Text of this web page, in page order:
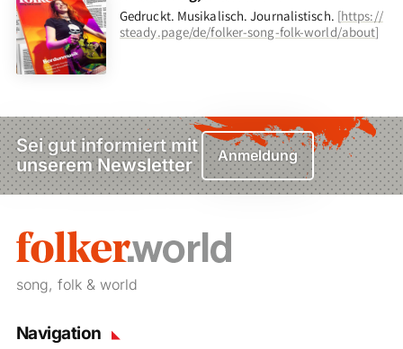
Gedruckt. Musikalisch. Journalistisch. [https://
steady.page/de/folker-song-folk-world/about]
Sei gut informiert mit
unserem Newsletter
Anmeldung
song, folk & world
Navigation